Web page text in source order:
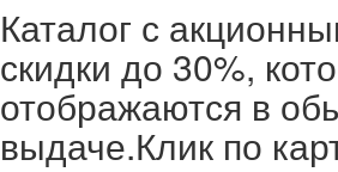
Каталог с
скидки до 30%,
отображаются в
выдаче.Клик по